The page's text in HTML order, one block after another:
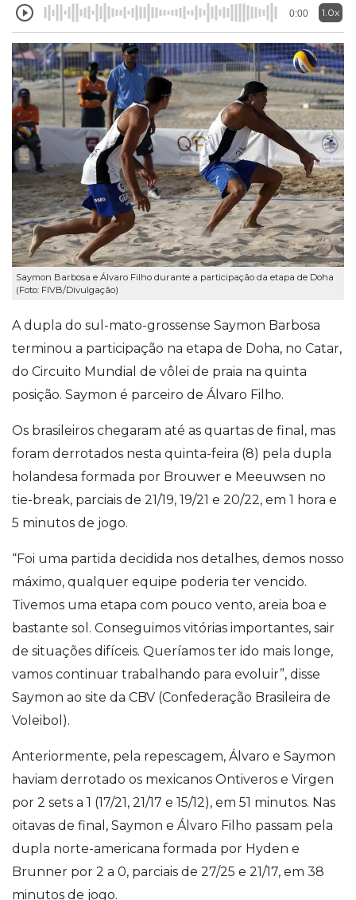
0:00 1.0x
Saymon Barbosa e Álvaro Filho durante a participação da etapa de Doha
(Foto: FIVB/Divulgação)
A dupla do sul-mato-grossense Saymon Barbosa
terminou a participação na etapa de Doha, no Catar,
do Circuito Mundial de vôlei de praia na quinta
posição. Saymon é parceiro de Álvaro Filho.
Os brasileiros chegaram até as quartas de final, mas
foram derrotados nesta quinta-feira (8) pela dupla
holandesa formada por Brouwer e Meeuwsen no
tie-break, parciais de 21/19, 19/21 e 20/22, em 1 hora e
5 minutos de jogo.
“Foi uma partida decidida nos detalhes, demos nosso
máximo, qualquer equipe poderia ter vencido.
Tivemos uma etapa com pouco vento, areia boa e
bastante sol. Conseguimos vitórias importantes, sair
de situações difíceis. Queríamos ter ido mais longe,
vamos continuar trabalhando para evoluir”, disse
Saymon ao site da CBV (Confederação Brasileira de
Voleibol).
Anteriormente, pela repescagem, Álvaro e Saymon
haviam derrotado os mexicanos Ontiveros e Virgen
por 2 sets a 1 (17/21, 21/17 e 15/12), em 51 minutos. Nas
oitavas de final, Saymon e Álvaro Filho passam pela
dupla norte-americana formada por Hyden e
Brunner por 2 a 0, parciais de 27/25 e 21/17, em 38
minutos de jogo.